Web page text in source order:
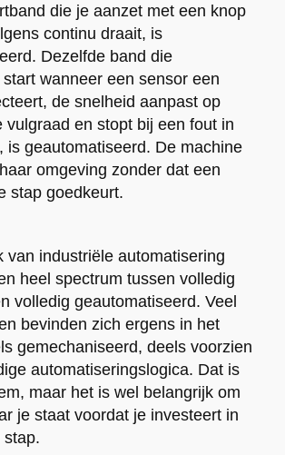
die je aanzet met een knop
continu draait, is
Dezelfde band die
wanneer een sensor een
de snelheid aanpast op
vulgraad en stopt bij een fout in
is geautomatiseerd. De machine
omgeving zonder dat een
stap goedkeurt.
van industriële automatisering
heel spectrum tussen volledig
volledig geautomatiseerd. Veel
bevinden zich ergens in het
gemechaniseerd, deels voorzien
automatiseringslogica. Dat is
maar het is wel belangrijk om
je staat voordat je investeert in
stap.